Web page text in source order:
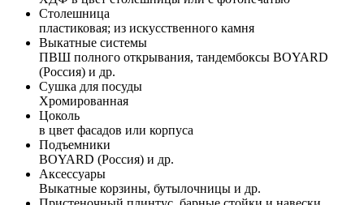
Столешница
пластиковая; из искусственного камня
Выкатные системы
ПВШ полного открывания, тандембоксы BOYARD
(Россия) и др.
Сушка для посуды
Хромированная
Цоколь
в цвет фасадов или корпуса
Подъемники
BOYARD (Россия) и др.
Аксессуары
Выкатные корзины, бутылочницы и др.